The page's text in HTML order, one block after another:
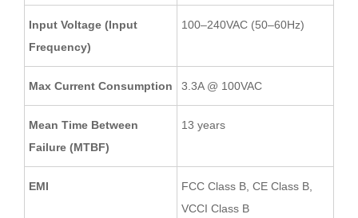
Input Voltage (Input
Frequency)
100–240VAC (50–60Hz)
Max Current Consumption 3.3A @ 100VAC
Mean Time Between
Failure (MTBF)
13 years
EMI
FCC Class B, CE Class B,
VCCI Class B